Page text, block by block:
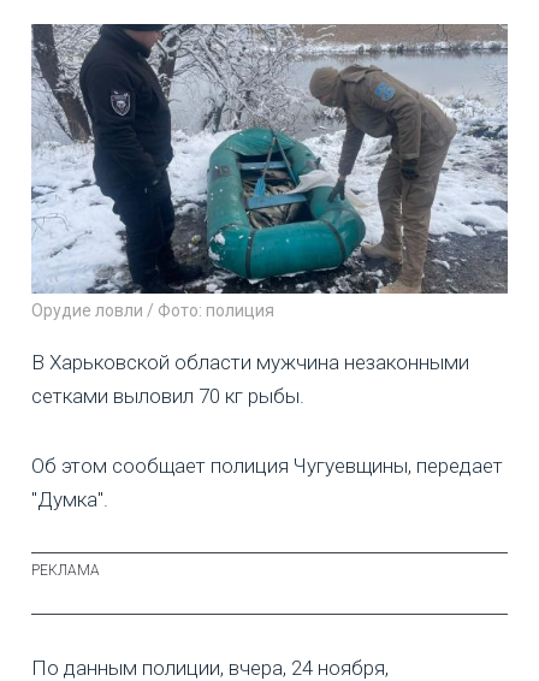
Орудие ловли / Фото: полиция
В Харьковской области мужчина незаконными
сетками выловил 70 кг рыбы.
Об этом сообщает полиция Чугуевщины, передает
"Думка".
По данным полиции, вчера, 24 ноября,